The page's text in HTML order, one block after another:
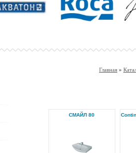
Главная »
СМАЙЛ 80